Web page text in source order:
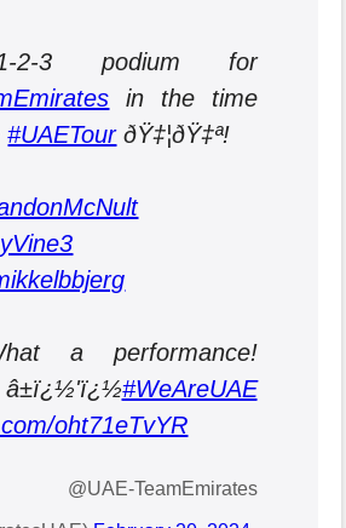
2-3 podium for
in the time
#UAETourðŸ‡¦ðŸ‡ª!
a performance!
#WeAreUAE
oht71eTvYR
TeamEmirates